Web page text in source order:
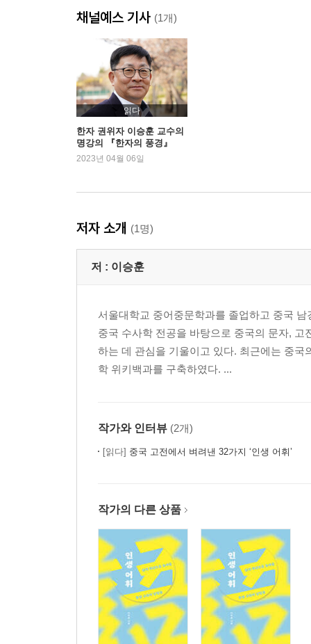
1장 갑골문의 탄생
상나라의 역사│갑골문은 어떻게 발견되었나│갑
어떻게 제작했을까│갑골문의 구성│갑골문의
밝혀낸 역사적 사실│진의 진실
2장 갑골문 속 사회 풍경
갑골문에 나타난 여성│글자에 남은 노예 사회의
않는 것을 그리는 글자 ─ 귀신과 죽음│새로움은
│갑골문에는 여름과 겨울이 없었다?
3부 청동기에 새긴 글자 ─ 고대 국가의 한자 금문
5장 금문의 문화적 특징
예기 ─ 무용지물의 청동기│거대 신전을 대신한
오해와 진실
대우정 ─ 천명을 처음 기록한 정│모공정 ─ 예술
8장 금문의 발전 과정
금문의 형태 변화│금문의 내용 변화
4부 기축 시대의 한자 ─ 육국고문
채널예스 기사 (1개)
읽다
한자 권위자 이승훈 교수의
명강의 『한자의 풍경』
2023년 04월 06일
저자 소개 (1명)
저 : 이승훈
서울대학교 중어중문학과를 졸업하고 중국
중국 수사학 전공을 바탕으로 중국의 문자,
하는 데 관심을 기울이고 있다. 최근에는 중
학 위키백과를 구축하였다. ...
작가와 인터뷰 (2개)
[읽다] 중국 고전에서 벼려낸 32가지 ‘인생 어휘’
작가의 다른 상품